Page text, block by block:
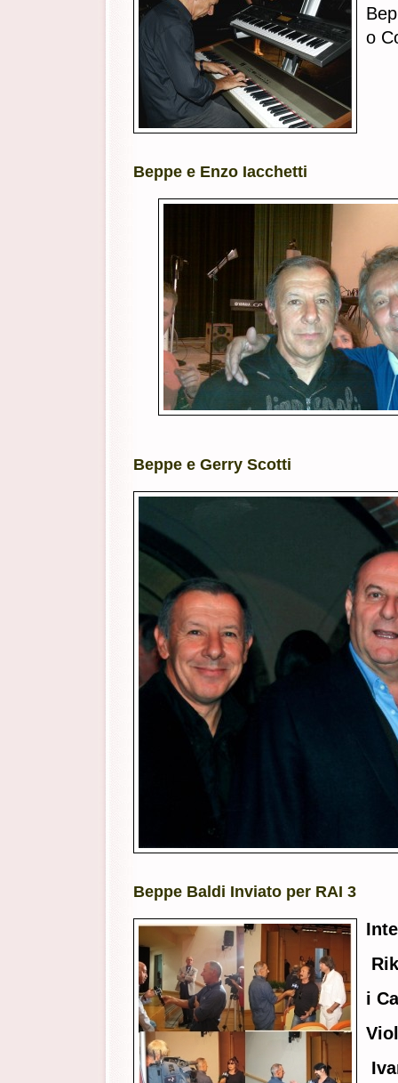
o
Beppe e Enzo Iacchetti
Beppe e Gerry Scotti
Beppe Baldi Inviato per RAI 3
i